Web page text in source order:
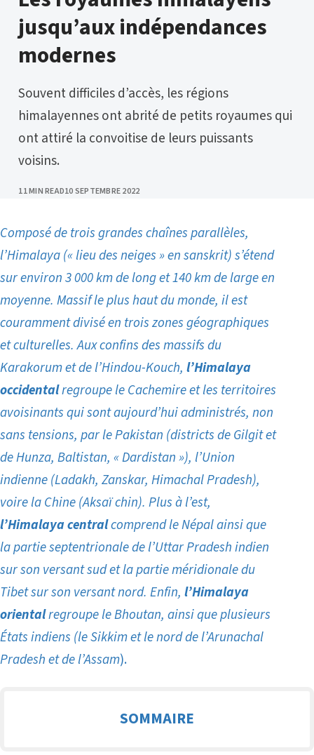
jusqu’aux indépendances
modernes
Souvent difficiles d’accès, les régions
himalayennes ont abrité de petits royaumes qui
ont attiré la convoitise de leurs puissants
voisins.
11 MIN READPUBLISHED
10 SEPTEMBRE 2022
Composé de trois grandes chaînes parallèles,
l’Himalaya (« lieu des neiges » en sanskrit) s’étend
sur environ 3 000 km de long et 140 km de large en
moyenne. Massif le plus haut du monde, il est
couramment divisé en trois zones géographiques
et culturelles. Aux confins des massifs du
Karakorum et de l’Hindou-Kouch, l’Himalaya
occidentalregroupele Cachemireet les territoires
avoisinants qui sont aujourd’hui administrés, non
sans tensions, par le Pakistan (districts de Gilgit et
de Hunza, Baltistan, « Dardistan »), l’Union
indienne (Ladakh, Zanskar, Himachal Pradesh),
voire la Chine (Aksaï chin). Plus à l’est,
l’Himalaya centralcomprend le Népal ainsi que
la partie septentrionale de l’Uttar Pradesh indien
sur son versant sud et la partie méridionaledu
Tibetsur son versant nord. Enfin, l’Himalaya
orientalregroupe le Bhoutan, ainsi que plusieurs
États indiens (le Sikkim et le nord de l’Arunachal
Pradesh et de l’Assam).
SOMMAIRE